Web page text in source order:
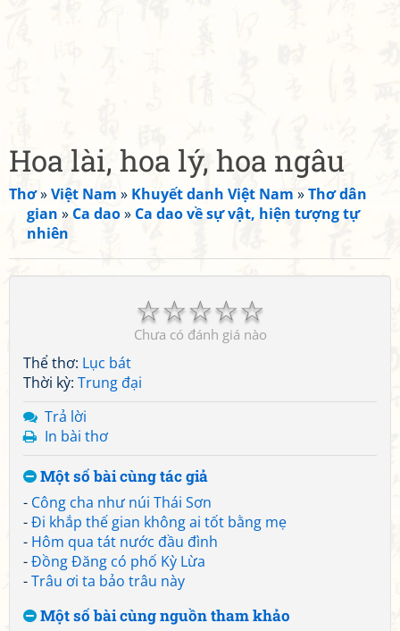
Hoa lài, hoa lý, hoa ngâu
Thơ»Việt Nam » Khuyết danh Việt Nam »Thơ dân
gian » Ca dao» Ca dao về sự vật, hiện tượng tự
nhiên
☆
☆
☆
☆
☆
Chưa có đánh giá nào
Thể thơ: Lục bát
Thời kỳ: Trung đại
Trả lời
In bài thơ
Một số bài cùng tác giả
- Công cha như núi Thái Sơn
-Đi khắp thế gian không ai tốt bằng mẹ
- Hôm qua tát nước đầu đình
-Đồng Đăng có phố Kỳ Lừa
-Trâu ơi ta bảo trâu này
Một số bài cùng nguồn tham khảo